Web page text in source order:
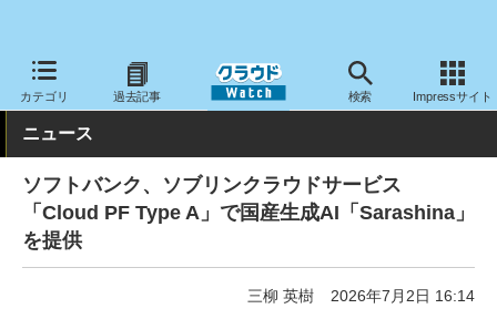
カテゴリ 過去記事 検索 Impressサイト
クラウド Watch ハード・インフラ パブリッククラウド その他
ニュース
ソフトバンク、ソブリンクラウドサービス
「Cloud PF Type A」で国産生成AI「Sarashina」
を提供
三柳 英樹 2026年7月2日 16:14